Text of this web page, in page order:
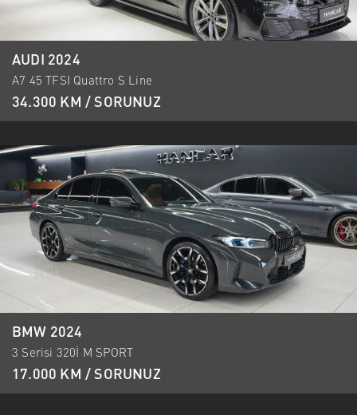
AUDI 2024
A7 45 TFSI Quattro S Line
34.300 KM / SORUNUZ
BMW 2024
3 Serisi 320İ M SPORT
17.000 KM / SORUNUZ